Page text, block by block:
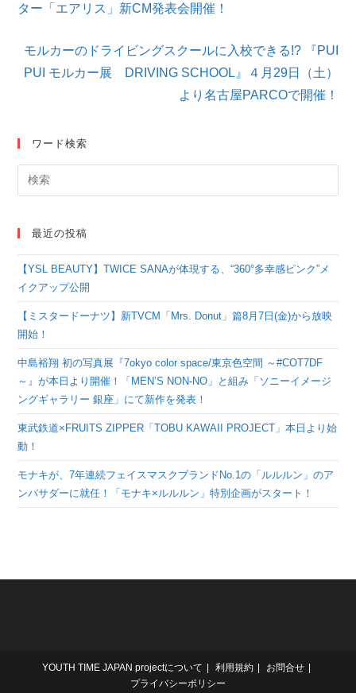
他
事
を
ター「エアリス」新CM発表会開催！
モルカーのドライビングスクールに入校できる!? 『PUI
PUI モルカー展 DRIVING SCHOOL』４月29日（土）
より名古屋PARCOで開催！
ワード検索
最近の投稿
【YSL BEAUTY】TWICE SANAが体現する、“360°多幸感ピンク”メ
イクアップ公開
【ミスタードーナツ】新TVCM「Mrs. Donut」篇8月7日(金)から放映
開始！
中島裕翔 初の写真展『7okyo color space/東京色空間 ～#COT7DF
～』が本日より開催！「MEN’S NON-NO」と組み「ソニーイメージ
ングギャラリー 銀座」にて新作を発表！
東武鉄道×FRUITS ZIPPER「TOBU KAWAII PROJECT」本日より始
動！
モナキが、7年連続フェイスマスクブランドNo.1の「ルルルン」のア
ンバサダーに就任！「モナキ×ルルルン」特別企画がスタート！
YOUTH TIME JAPAN projectについて 利用規約
お問合せ
プライバシーポリシー